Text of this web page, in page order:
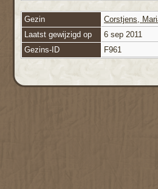
Gezin Corstjens,
Laatst gewijzigd op
6 sep 2011
Gezins-ID
F961